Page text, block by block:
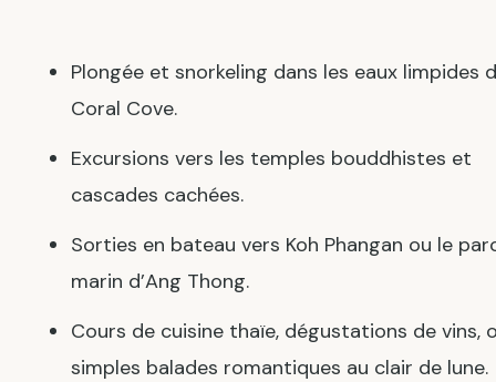
Plongée et snorkeling dans les eaux limpides
Coral Cove.
Excursions vers les temples bouddhistes et
cascades cachées.
Sorties en bateau vers Koh Phangan ou le
marin d’Ang Thong.
Cours de cuisine thaïe, dégustations de vins,
simples balades romantiques au clair de lune.